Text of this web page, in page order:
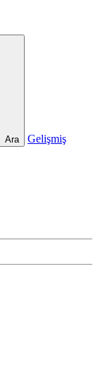
Ara
Gelişmiş